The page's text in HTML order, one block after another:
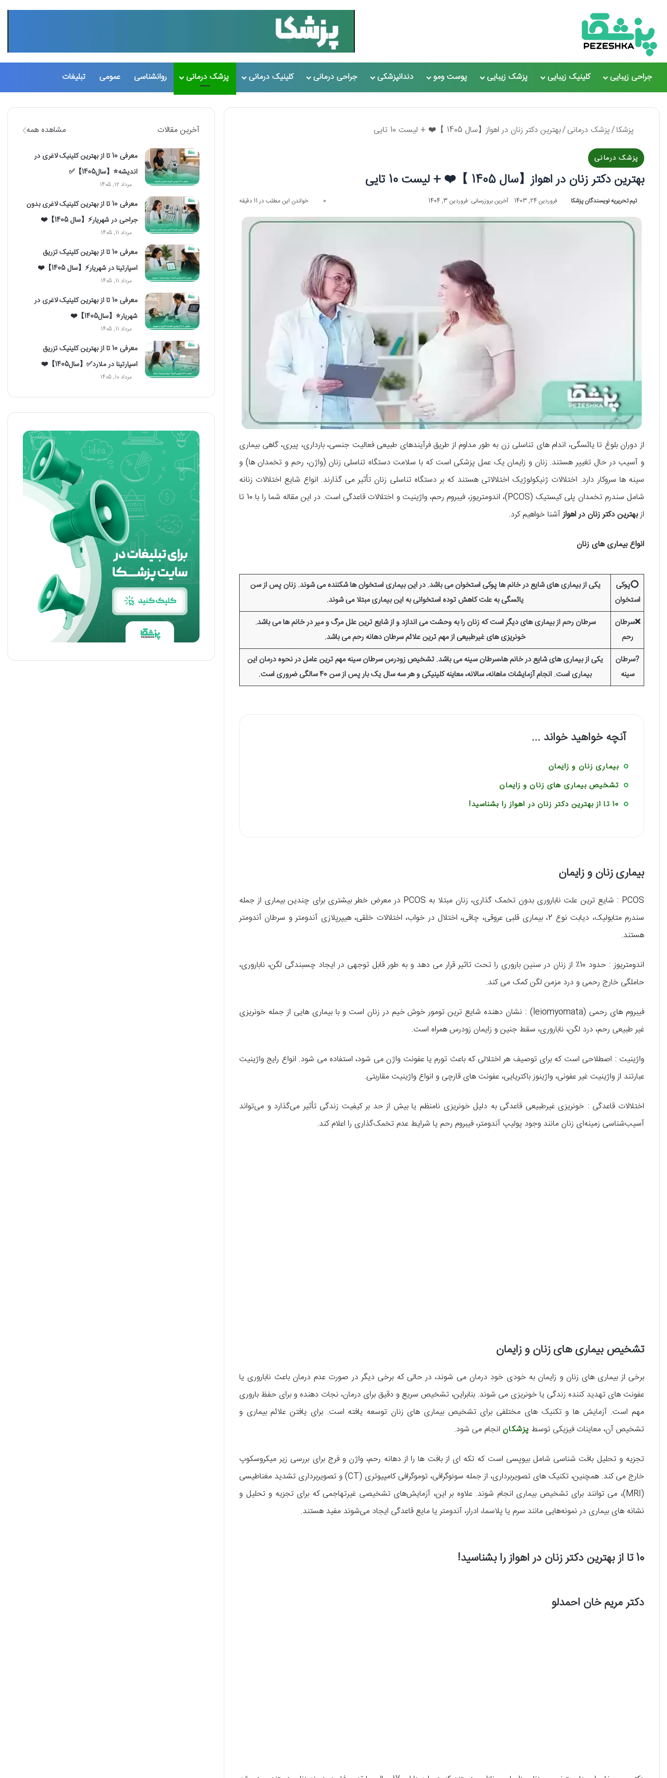
جراحی زیبایی کلینیک زیبایی پزشک زیبایی پوست ومو دندانپزشکی جراحی درمانی کلینیک درمانی پزشک درمانی روانشناسی عمومی تبلیغات
پزشکا/پزشک درمانی/بهترین دکتر زنان در اهواز【سال 1405 】❤️ + لیست 10 تایی
پزشک درمانی
بهترین دکتر زنان در اهواز【سال 1405 】❤️ + لیست 10 تایی
تیم تحریریه نویسندگان پزشکا فروردین 24, 1403 آخرین بروزرسانی: فروردین 3, 1404 0 خواندن این مطلب در 11 دقیقه
از دوران بلوغ تا یائسگی، اندام های تناسلی زن به طور مداوم از طریق فرآیندهای طبیعی فعالیت جنسی، بارداری، پیری، گاهی بیماری
و آسیب در حال تغییر هستند. زنان و زایمان یک عمل پزشکی است که با سلامت دستگاه تناسلی زنان (واژن، رحم و تخمدان ها) و
سینه ها سروکار دارد. اختلالات ژنیکولوژیک اختلالاتی هستند که بر دستگاه تناسلی زنان تأثیر می گذارند. انواع شایع اختلالات زنانه
شامل سندرم تخمدان پلی کیستیک (PCOS)، اندومتریوز، فیبروم رحم، واژینیت و اختلالات قاعدگی است. در این مقاله شما را با 10 تا
ازبهترین دکتر زنان در اهوازآشنا خواهیم کرد.
انواع بیماری های زنان
⭕پوکی
استخوان
یکی از بیماری های شایع در خانم ها پوکی استخوان می باشد. در این بیماری استخوان ها شکننده می شوند. زنان پس از سن
یائسگی به علت کاهش توده استخوانی به این بیماری مبتلا می شوند.
❌سرطان
رحم
سرطان رحم از بیماری های دیگر است که زنان را به وحشت می اندازد و از شایع ترین علل مرگ و میر در خانم ها می باشد.
خونریزی های غیرطبیعی از مهم ترین علائم سرطان دهانه رحم می باشد.
?سرطان
سینه
یکی از بیماری های شایع در خانم ها،سرطان سینه می باشد. تشخیص زودرس سرطان سینه مهم ترین عامل در نحوه درمان این
بیماری است. انجام آزمایشات ماهانه، سالانه، معاینه کلینیکی و هر سه سال یک بار پس از سن 40 سالگی ضروری است.
آنچه خواهید خواند ...
بیماری زنان و زایمان
تشخیص بیماری های زنان و زایمان
10 تا از بهترین دکتر زنان در اهواز را بشناسید!
بیماری زنان و زایمان
PCOS : شایع ترین علت ناباروری بدون تخمک گذاری، زنان مبتلا به PCOS در معرض خطر بیشتری برای چندین بیماری از جمله
سندرم متابولیک، دیابت نوع 2، بیماری قلبی عروقی، چاقی، اختلال در خواب، اختلالات خلقی، هیپرپلازی آندومتر و سرطان آندومتر
هستند.
اندومتریوز : حدود 10٪ از زنان در سنین باروری را تحت تاثیر قرار می دهد و به طور قابل توجهی در ایجاد چسبندگی لگن، ناباروری،
حاملگی خارج رحمی و درد مزمن لگن کمک می کند.
فیبروم های رحمی (leiomyomata) : نشان دهنده شایع ترین تومور خوش خیم در زنان است و با بیماری هایی از جمله خونریزی
غیر طبیعی رحم، درد لگن، ناباروری، سقط جنین و زایمان زودرس همراه است.
واژینیت : اصطلاحی است که برای توصیف هر اختلالی که باعث تورم یا عفونت واژن می شود، استفاده می شود. انواع رایج واژینیت
عبارتند از واژینیت غیر عفونی، واژینوز باکتریایی، عفونت های قارچی و انواع واژینیت مقاربتی.
اختلالات قاعدگی : خونریزی غیرطبیعی قاعدگی به دلیل خونریزی نامنظم یا بیش از حد بر کیفیت زندگی تأثیر می‌گذارد و می‌تواند
آسیب‌شناسی زمینه‌ای زنان مانند وجود پولیپ آندومتر، فیبروم رحم یا شرایط عدم تخمک‌گذاری را اعلام کند.
تشخیص بیماری های زنان و زایمان
برخی از بیماری های زنان و زایمان به خودی خود درمان می شوند، در حالی که برخی دیگر در صورت عدم درمان باعث ناباروری یا
عفونت های تهدید کننده زندگی یا خونریزی می شوند. بنابراین، تشخیص سریع و دقیق برای درمان، نجات دهنده و برای حفظ باروری
مهم است. آزمایش ها و تکنیک های مختلفی برای تشخیص بیماری های زنان توسعه یافته است. برای یافتن علائم بیماری و
تشخیص آن، معاینات فیزیکی توسط پزشکانانجام می شود.
تجزیه و تحلیل بافت شناسی شامل بیوپسی است که تکه ای از بافت ها را از دهانه رحم، واژن و فرج برای بررسی زیر میکروسکوپ
خارج می کند. همچنین، تکنیک های تصویربرداری، از جمله سونوگرافی، توموگرافی کامپیوتری (CT) و تصویربرداری تشدید مغناطیسی
(MRI)، می توانند برای تشخیص بیماری انجام شوند. علاوه بر این، آزمایش‌های تشخیصی غیرتهاجمی که برای تجزیه و تحلیل و
نشانه های بیماری در نمونه‌هایی مانند سرم یا پلاسما، ادرار، آندومتر یا مایع قاعدگی ایجاد می‌شوند مفید هستند.
10 تا از بهترین دکتر زنان در اهواز را بشناسید!
دکتر مریم خان احمدلو
آخرین مقالات مشاهده همه
معرفی 10 تا از بهترین کلینیک لاغری در
اندیشه⭐【سال1405】✅
مرداد 12, 1405
معرفی 10 تا از بهترین کلینیک لاغری بدون
جراحی در شهریار⚡【سال 1405】❤️
مرداد 11, 1405
معرفی 10 تا از بهترین کلینیک تزریق
اسپارتینا در شهریار⚡【سال 1405】❤️
مرداد 11, 1405
معرفی 10 تا از بهترین کلینیک لاغری در
شهریار⭐【سال1405】❤️
مرداد 11, 1405
معرفی 10 تا از بهترین کلینیک تزریق
اسپارتینا در ملارد✅【سال1405】❤️
مرداد 10, 1405